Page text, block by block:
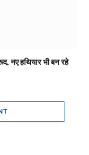
नए हथियार भी बन रहे